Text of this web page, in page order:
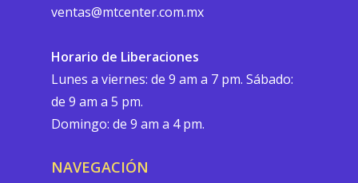
ventas@mtcenter.com.mx
Horario de Liberaciones
Lunes a viernes: de 9 am a 7 pm. Sábado:
de 9 am a 5 pm.
Domingo: de 9 am a 4 pm.
NAVEGACIÓN